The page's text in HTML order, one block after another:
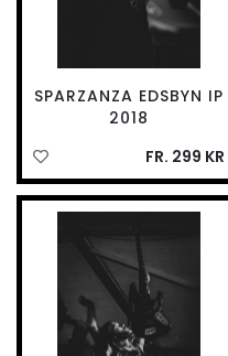
SPARZANZA EDSBYN IP
2018
FR. 299 KR